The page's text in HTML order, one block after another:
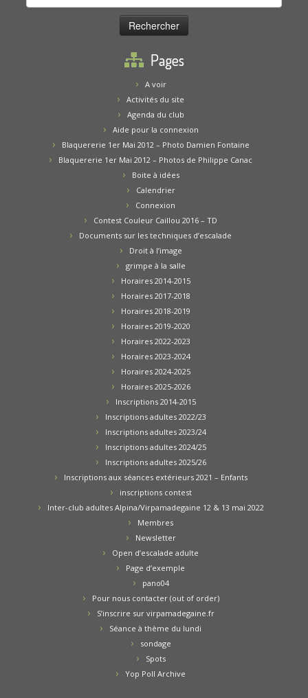
Pages
A voir
Activités du site
Agenda du club
Aide pour la connexion
Blaquererie 1er Mai 2012 – Photo Damien Fontaine
Blaquererie 1er Mai 2012 – Photos de Philippe Canac
Boite à idées
Calendrier
Connexion
Contest Couleur Caillou 2016 – TD
Documents sur les techniques d’escalade
Droit à l’image
grimpe à la salle
Horaires 2014-2015
Horaires 2017-2018
Horaires 2018-2019
Horaires 2019-2020
Horaires 2022-2023
Horaires 2023-2024
Horaires 2024-2025
Horaires 2025-2026
Inscriptions 2014-2015
Inscriptions adultes 2022/23
Inscriptions adultes 2023/24
Inscriptions adultes 2024/25
Inscriptions adultes 2025/26
Inscriptions aux séances extérieurs 2021 – Enfants
inscriptions contest
Inter-club adultes Alpina/Virpamadegaine 12 & 13 mai 2022
Membres
Newsletter
Open d’escalade adulte
Page d’exemple
pano04
Pour nous contacter (out of order)
S’inscrire sur virpamadegaine.fr
Séance à thème du lundi
sondage
Spots
Yop Poll Archive